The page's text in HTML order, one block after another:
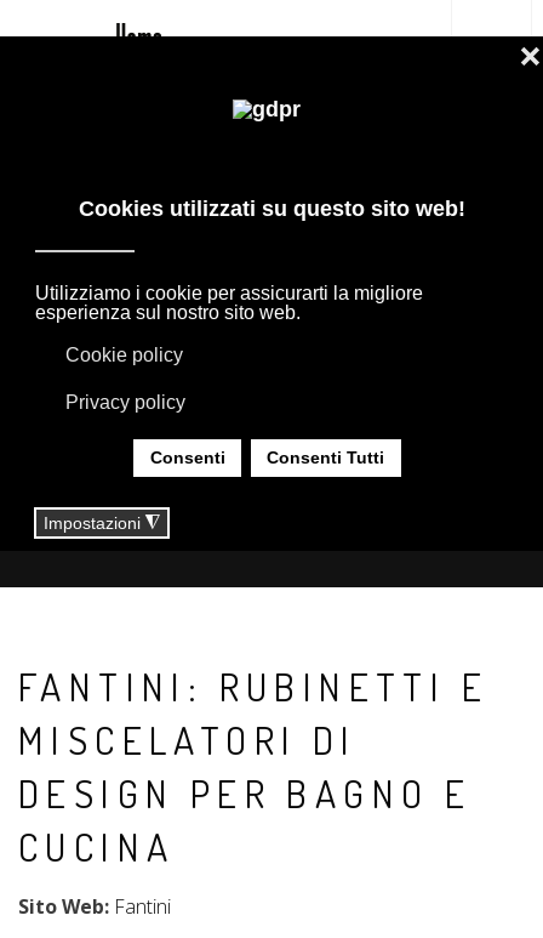
FANTINI: RUBINETTI E MISCELATORI
INTERNAZIONALE PER PROGETTI
CONSULENZA DEL NOSTRO TEAM.
MARCHI ARREDAMENTO
FANTINI: RUBINETTI E
MISCELATORI DI
DESIGN PER BAGNO E
CUCINA
Sito Web: Fantini